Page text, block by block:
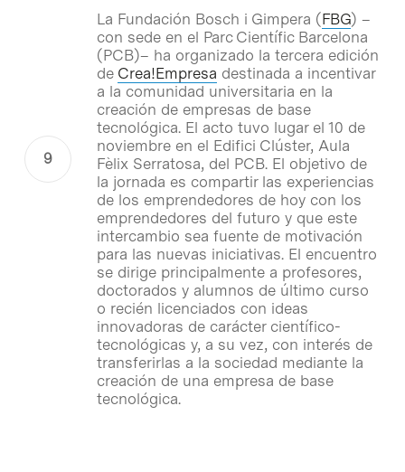
La Fundación Bosch i Gimpera (FBG) –
con sede en el Parc Científic Barcelona
(PCB)– ha organizado la tercera edición
de Crea!Empresa destinada a incentivar
a la comunidad universitaria en la
creación de empresas de base
tecnológica. El acto tuvo lugar el 10 de
noviembre en el Edifici Clúster, Aula
Fèlix Serratosa, del PCB. El objetivo de
la jornada es compartir las experiencias
de los emprendedores de hoy con los
emprendedores del futuro y que este
intercambio sea fuente de motivación
para las nuevas iniciativas. El encuentro
se dirige principalmente a profesores,
doctorados y alumnos de último curso
o recién licenciados con ideas
innovadoras de carácter científico-
tecnológicas y, a su vez, con interés de
transferirlas a la sociedad mediante la
creación de una empresa de base
tecnológica.